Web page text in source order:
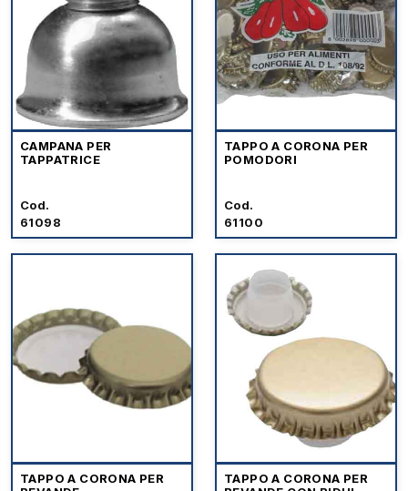
CAMPANA PER
TAPPATRICE
Cod.
61098
TAPPO A CORONA PER
POMODORI
Cod.
61100
TAPPO A CORONA PER
TAPPO A CORONA PER